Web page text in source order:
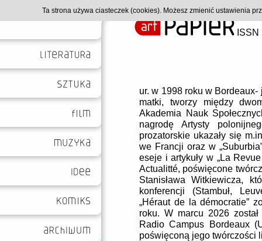
ur. w 1998 roku w
matki, tworzy między
Akademia Nauk
nagrodę Artysty
prozatorskie ukazały się
we Francji oraz w
eseje i artykuły w „La
Actualitté, poświęcone
Stanisława Witkiewicza,
konferencji (Stambuł,
„Héraut de la démocratie”
roku. W marcu 2026
Radio Campus Bordeaux
poświęconą jego twórczości
Ta strona używa ciasteczek (cookies). Możesz zmienić ustawienia